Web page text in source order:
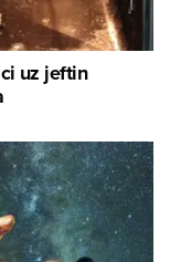
uz jeftin